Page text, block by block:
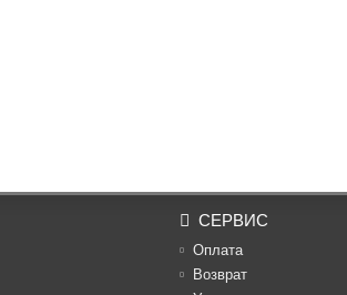
СЕРВИС
Оплата
Возврат